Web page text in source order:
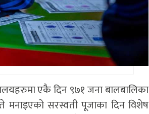
एकै दिन ९७१ जना बालबालिका
मनाइएको सरस्वती पूजाका दिन विशेष